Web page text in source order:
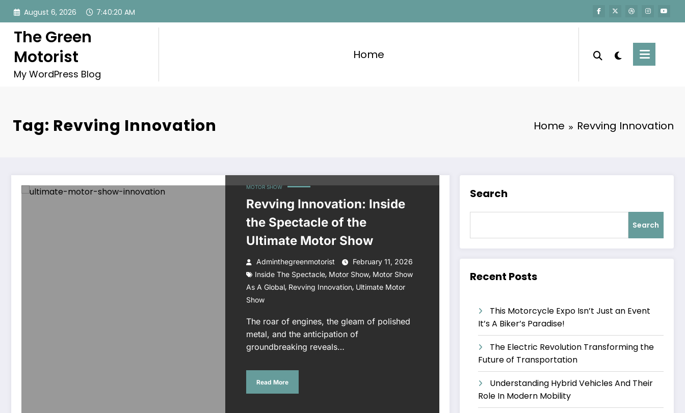
Skip
content
August 6, 2026 7:40:21 AM
The Green
Motorist
My WordPress Blog
Home
Tag: Revving Innovation Home Revving Innovation
MOTOR SHOW
Revving Innovation: Inside
the Spectacle of the
Ultimate Motor Show
Adminthegreenmotorist
February 11, 2026
Inside The Spectacle, Motor Show, Motor Show
As A Global, Revving Innovation, Ultimate Motor
Show
The roar of engines, the gleam of polished
metal, and the anticipation of
groundbreaking reveals…
Read More
Search
Search
Recent Posts
This Motorcycle Expo Isn’t Just an Event
It’s A Biker’s Paradise!
The Electric Revolution Transforming the
Future of Transportation
Understanding Hybrid Vehicles And Their
Role In Modern Mobility